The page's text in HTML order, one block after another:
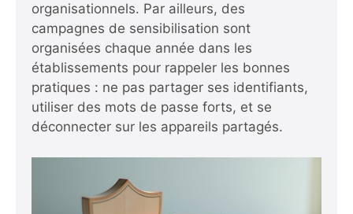
organisationnels. Par ailleurs, des
campagnes de sensibilisation sont
organisées chaque année dans les
établissements pour rappeler les bonnes
pratiques : ne pas partager ses identifiants,
utiliser des mots de passe forts, et se
déconnecter sur les appareils partagés.